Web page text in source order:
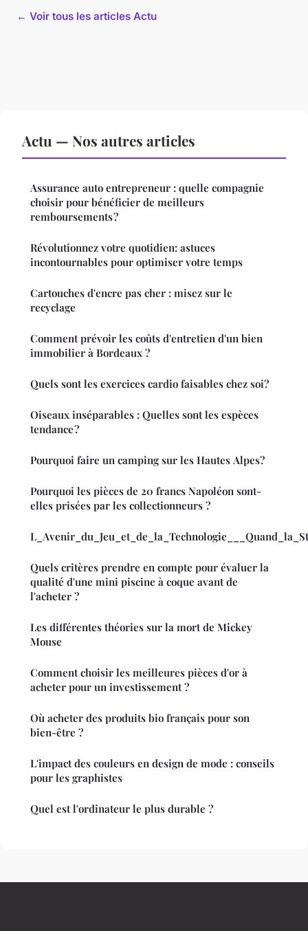
← Voir tous les articles Actu
Actu — Nos autres articles
Assurance auto entrepreneur : quelle compagnie
choisir pour bénéficier de meilleurs
remboursements ?
Révolutionnez votre quotidien: astuces
incontournables pour optimiser votre temps
Cartouches d'encre pas cher : misez sur le
recyclage
Comment prévoir les coûts d'entretien d'un bien
immobilier à Bordeaux ?
Quels sont les exercices cardio faisables chez soi?
Oiseaux inséparables : Quelles sont les espèces
tendance ?
Pourquoi faire un camping sur les Hautes Alpes?
Pourquoi les pièces de 20 francs Napoléon sont-
elles prisées par les collectionneurs ?
Quels critères prendre en compte pour évaluer la
qualité d'une mini piscine à coque avant de
l'acheter ?
Les différentes théories sur la mort de Mickey
Mouse
Comment choisir les meilleures pièces d'or à
acheter pour un investissement ?
Où acheter des produits bio français pour son
bien-être ?
L'impact des couleurs en design de mode : conseils
pour les graphistes
Quel est l'ordinateur le plus durable ?